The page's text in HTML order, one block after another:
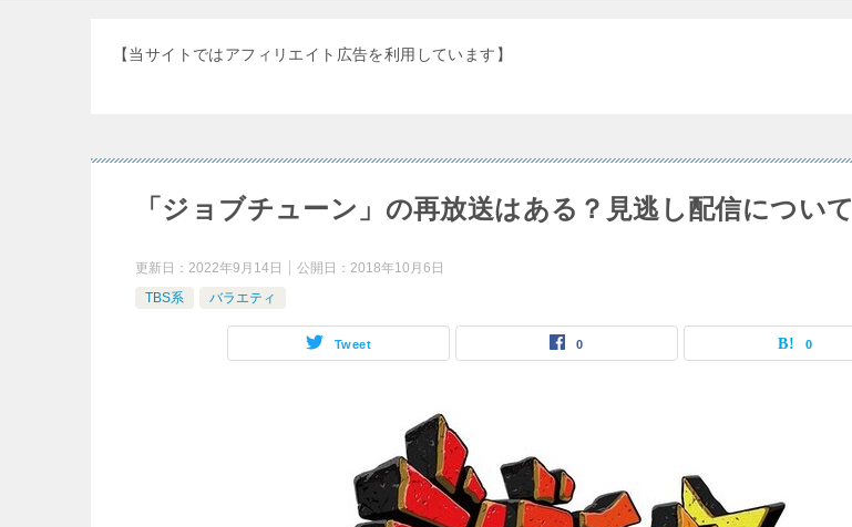
【当サイトではアフィリエイト広告を利用しています】
「ジョブチューン」の再放送はある？見逃し配信について
更新日： 2022年9月14日 公開日： 2018年10月6日
TBS系
バラエティ
Tweet 0 0